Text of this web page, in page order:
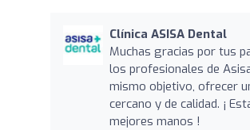
Clínica ASISA Dental
Muchas gracias por tus
los profesionales de
mismo objetivo, ofrecer
cercano y de calidad. ¡
mejores manos !